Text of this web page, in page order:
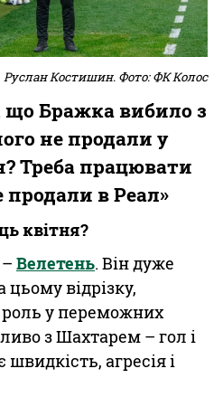
Руслан Костишин. Фото: ФК Колос
що Бражка вибило з
не продали у
Треба працювати
продали в Реал»
квітня?
Велетень. Він дуже
відрізку,
роль у переможних
з Шахтарем – гол і
агресія і